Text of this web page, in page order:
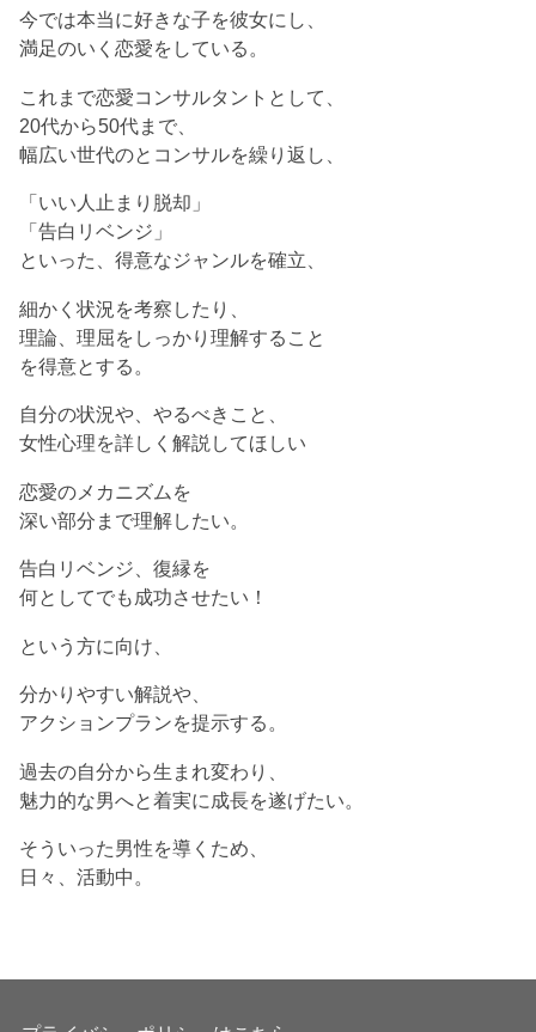
今では本当に好きな子を彼女にし、
満足のいく恋愛をしている。
これまで恋愛コンサルタントとして、
20代から50代まで、
幅広い世代のとコンサルを繰り返し、
「いい人止まり脱却」
「告白リベンジ」
といった、得意なジャンルを確立、
細かく状況を考察したり、
理論、理屈をしっかり理解すること
を得意とする。
自分の状況や、やるべきこと、
女性心理を詳しく解説してほしい
恋愛のメカニズムを
深い部分まで理解したい。
告白リベンジ、復縁を
何としてでも成功させたい！
という方に向け、
分かりやすい解説や、
アクションプランを提示する。
過去の自分から生まれ変わり、
魅力的な男へと着実に成長を遂げたい。
そういった男性を導くため、
日々、活動中。